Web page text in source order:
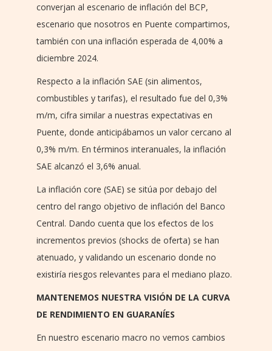
converjan al escenario de inflación del BCP,
escenario que nosotros en Puente compartimos,
también con una inflación esperada de 4,00% a
diciembre 2024.
Respecto a la inflación SAE (sin alimentos,
combustibles y tarifas), el resultado fue del 0,3%
m/m, cifra similar a nuestras expectativas en
Puente, donde anticipábamos un valor cercano al
0,3% m/m. En términos interanuales, la inflación
SAE alcanzó el 3,6% anual.
La inflación core (SAE) se sitúa por debajo del
centro del rango objetivo de inflación del Banco
Central. Dando cuenta que los efectos de los
incrementos previos (shocks de oferta) se han
atenuado, y validando un escenario donde no
existiría riesgos relevantes para el mediano plazo.
MANTENEMOS NUESTRA VISIÓN DE LA CURVA
DE RENDIMIENTO EN GUARANÍES
En nuestro escenario macro no vemos cambios